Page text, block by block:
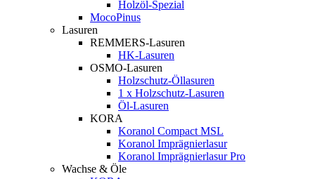
Holzöl-Spezial
MocoPinus
Lasuren
REMMERS-Lasuren
HK-Lasuren
OSMO-Lasuren
Holzschutz-Öllasuren
1 x Holzschutz-Lasuren
Öl-Lasuren
KORA
Koranol Compact MSL
Koranol Imprägnierlasur
Koranol Imprägnierlasur Pro
Wachse & Öle